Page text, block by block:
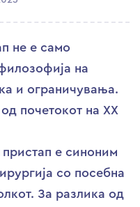
не е само
на
и ограничувања.
почетокот на XX
е синоним
со посебна
За разлика од